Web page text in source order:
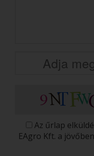
Az űrlap
EAgro Kft. a